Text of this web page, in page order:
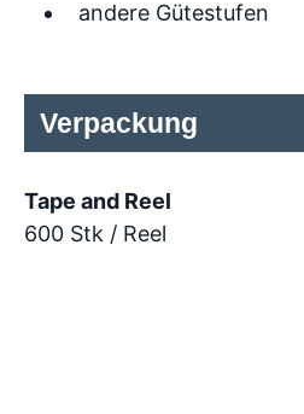
andere Gütestufen
Verpackung
Tape and Reel
600 Stk / Reel